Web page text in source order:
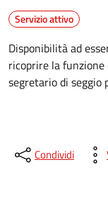
Servizio attivo
Disponibilità ad
ricoprire la
segretario di
Condividi